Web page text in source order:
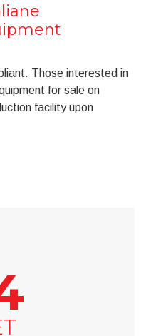
Those interested in
for sale on
facility upon